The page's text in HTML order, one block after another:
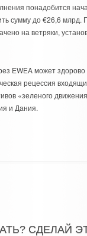
понадобится
сумму до €26,6 млрд.
на ветряки,
EWEA может
рецессия
«зеленого
и Дания.
СДЕЛАЙ